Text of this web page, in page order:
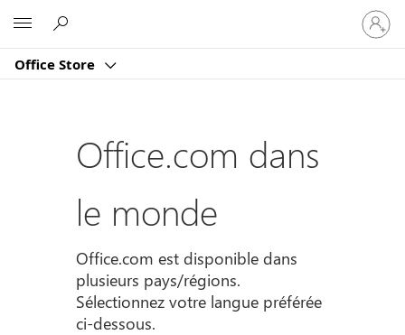
Office Store
vous
à
compte
Office.com dans
le monde
Office.com est disponible dans
plusieurs pays/régions.
Sélectionnez votre langue préférée
ci-dessous.